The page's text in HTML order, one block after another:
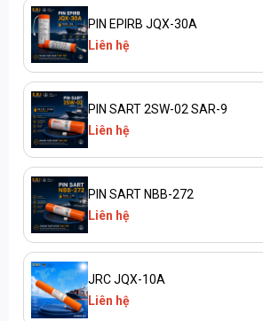
PIN EPIRB JQX-30A
Liên hệ
PIN SART 2SW-02 SAR-9
Liên hệ
PIN SART NBB-272
Liên hệ
JRC JQX-10A
Liên hệ